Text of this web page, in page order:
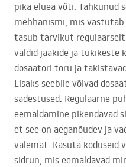
pika eluea võti. Tahkunud
mehhanismi, mis
tasub tarvikut regulaarselt
väldid jääkide ja tükikeste
dosaatori toru ja
Lisaks seebile võivad
sadestused. Regulaarne
eemaldamine pikendavad
et see on aeganõudev ja
valemat. Kasuta koduseid
sidrun, mis eemaldavad